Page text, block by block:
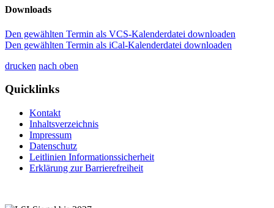
Downloads
Den gewählten Termin als VCS-Kalenderdatei downloaden
Den gewählten Termin als iCal-Kalenderdatei downloaden
drucken nach oben
Quicklinks
Kontakt
Inhaltsverzeichnis
Impressum
Datenschutz
Leitlinien Informationssicherheit
Erklärung zur Barrierefreiheit